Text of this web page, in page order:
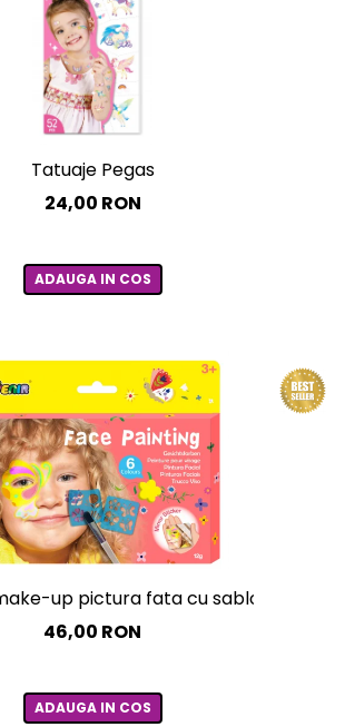
Tatuaje Pegas
24,00 RON
ADAUGA IN COS
up pictura fata cu sabloane
46,00 RON
ADAUGA IN COS